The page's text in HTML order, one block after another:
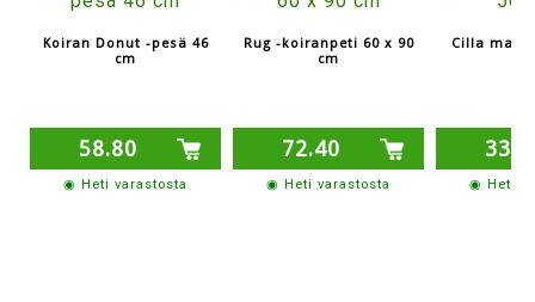
Koiran Donut -pesä 46
cm
58.80
◉ Heti varastosta
Rug -koiranpeti 60 x 90
cm
72.40
◉ Heti varastosta
Cilla
◉ Heti